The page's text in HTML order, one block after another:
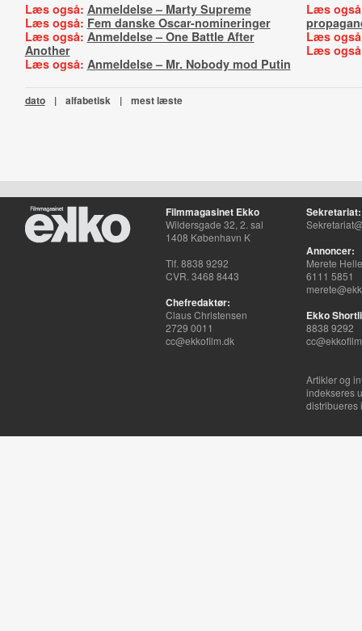
Læs også: Anmeldelse – Marty Supreme
Læs også: Fem danske Oscar-nomineringer
Læs også: Anmeldelse – One Battle After
Another
Læs også: Anmeldelse – Mr. Nobody mod Putin
Læs
Læs
Læs
dato | alfabetisk | mest læste
Filmmagasinet Ekko
Wildersgade 32, 2. sal
1408 København K
Tlf. 8838 9292
CVR. 3468 8443
Chefredaktør:
Claus Christensen
2729 0011
cc@ekkofilm.dk
Sekretariat:
Annoncer:
Merete
6111 5851
Ekko
8838 9292
Artikler og
indekseres
distribueres